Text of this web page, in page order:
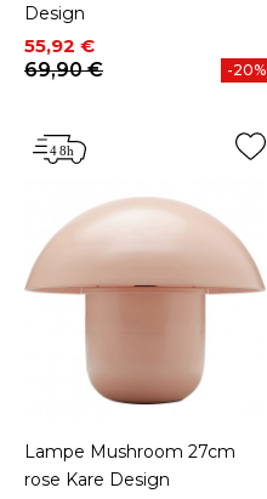
Design
Prix
55,92 €
Prix de base
69,90 €
-20%
Lampe Mushroom 27cm
rose Kare Design